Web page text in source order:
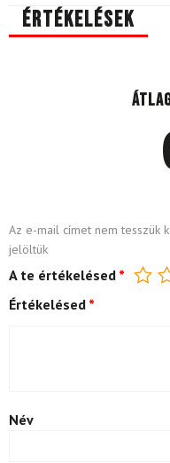
Értékelések
Az e-mail címet nem tesszük
jelöltük
A te értékelésed *
Értékelésed *
Név